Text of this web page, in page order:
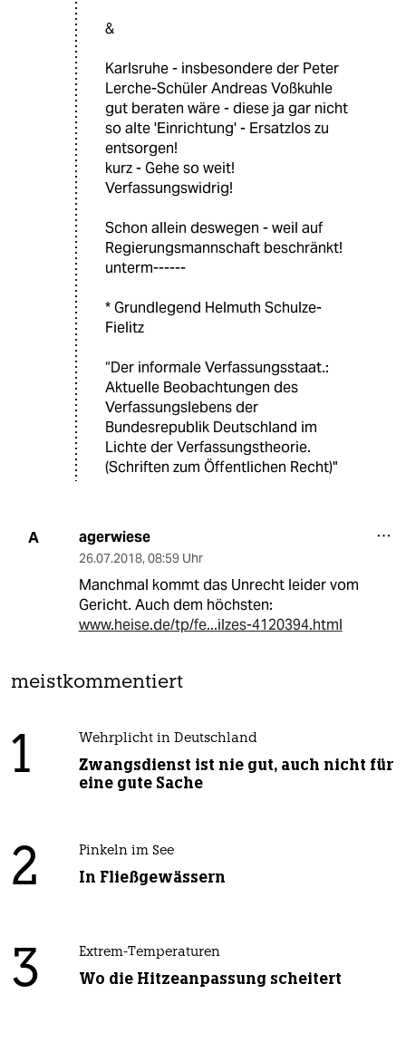
&
Karlsruhe - insbesondere der Peter
Lerche-Schüler Andreas Voßkuhle
gut beraten wäre - diese ja gar nicht
so alte 'Einrichtung' - Ersatzlos zu
entsorgen!
kurz - Gehe so weit!
Verfassungswidrig!
Schon allein deswegen - weil auf
Regierungsmannschaft beschränkt!
unterm------
* Grundlegend Helmuth Schulze-
Fielitz
“Der informale Verfassungsstaat.:
Aktuelle Beobachtungen des
Verfassungslebens der
Bundesrepublik Deutschland im
Lichte der Verfassungstheorie.
(Schriften zum Öffentlichen Recht)"
A agerwiese
26.07.2018, 08:59 Uhr
Manchmal kommt das Unrecht leider vom
Gericht. Auch dem höchsten:
www.heise.de/tp/fe...ilzes-4120394.html
meistkommentiert
1 Wehrplicht in Deutschland
Zwangsdienst ist nie gut, auch nicht für
eine gute Sache
2 Pinkeln im See
In Fließgewässern
3 Extrem-Temperaturen
Wo die Hitzeanpassung scheitert